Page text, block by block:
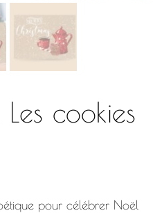
cookies
pour célébrer Noël